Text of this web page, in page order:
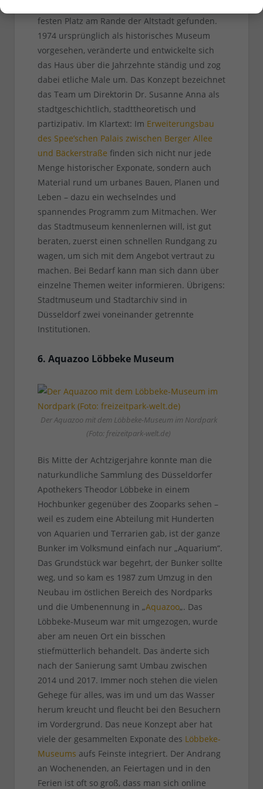
festen Platz am Rande der Altstadt gefunden.
1974 ursprünglich als historisches Museum
vorgesehen, veränderte und entwickelte sich
das Haus über die Jahrzehnte ständig und zog
dabei etliche Male um. Das Konzept bezeichnet
das Team um Direktorin Dr. Susanne Anna als
stadtgeschichtlich, stadttheoretisch und
partizipativ. Im Klartext: Im Erweiterungsbau
des Spee’schen Palais zwischen Berger Allee
und Bäckerstraße finden sich nicht nur jede
Menge historischer Exponate, sondern auch
Material rund um urbanes Bauen, Planen und
Leben – dazu ein wechselndes und
spannendes Programm zum Mitmachen. Wer
das Stadtmuseum kennenlernen will, ist gut
beraten, zuerst einen schnellen Rundgang zu
wagen, um sich mit dem Angebot vertraut zu
machen. Bei Bedarf kann man sich dann über
einzelne Themen weiter informieren. Übrigens:
Stadtmuseum und Stadtarchiv sind in
Düsseldorf zwei voneinander getrennte
Institutionen.
6. Aquazoo Löbbeke Museum
Der Aquazoo mit dem Löbbeke-Museum im Nordpark
(Foto: freizeitpark-welt.de)
Bis Mitte der Achtzigerjahre konnte man die
naturkundliche Sammlung des Düsseldorfer
Apothekers Theodor Löbbeke in einem
Hochbunker gegenüber des Zooparks sehen –
weil es zudem eine Abteilung mit Hunderten
von Aquarien und Terrarien gab, ist der ganze
Bunker im Volksmund einfach nur „Aquarium“.
Das Grundstück war begehrt, der Bunker sollte
weg, und so kam es 1987 zum Umzug in den
Neubau im östlichen Bereich des Nordparks
und die Umbenennung in „Aquazoo„. Das
Löbbeke-Museum war mit umgezogen, wurde
aber am neuen Ort ein bisschen
stiefmütterlich behandelt. Das änderte sich
nach der Sanierung samt Umbau zwischen
2014 und 2017. Immer noch stehen die vielen
Gehege für alles, was im und um das Wasser
herum kreucht und fleucht bei den Besuchern
im Vordergrund. Das neue Konzept aber hat
viele der gesammelten Exponate des Löbbeke-
Museums aufs Feinste integriert. Der Andrang
an Wochenenden, an Feiertagen und in den
Ferien ist oft so groß, dass man sich online